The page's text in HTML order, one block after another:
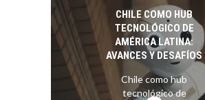
el reto ineludible de…
CHILE COMO HUB
TECNOLÓGICO DE
AMÉRICA LATINA:
AVANCES Y DESAFÍOS
Chile como hub
tecnológico de